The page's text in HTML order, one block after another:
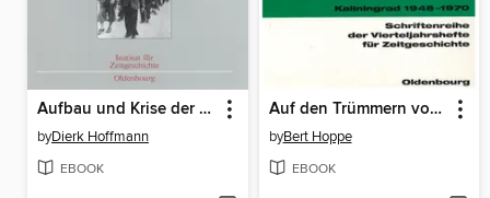
Aufbau und Krise der Planwirtschaft
byDierk Hoffmann
EBOOK
Auf den Trümmern von Königsberg
byBert Hoppe
EBOOK